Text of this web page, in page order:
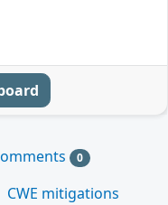
0
CWE mitigations